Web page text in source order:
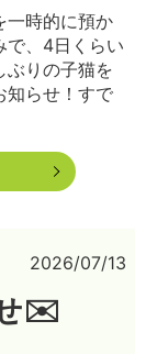
一時的に預か
で、4日くらい
ぶりの子猫を
知らせ！すで
2026/07/13
✉️